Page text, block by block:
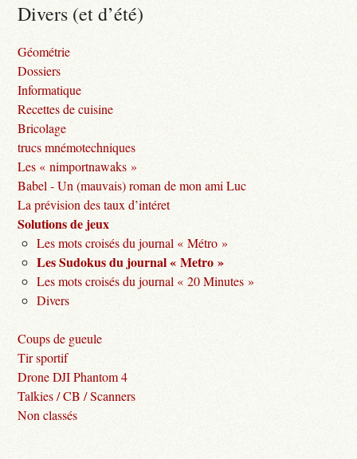
Divers (et d’été)
Géométrie
Dossiers
Informatique
Recettes de cuisine
Bricolage
trucs mnémotechniques
Les « nimportnawaks »
Babel - Un (mauvais) roman de mon ami Luc
La prévision des taux d’intéret
Solutions de jeux
Les mots croisés du journal « Métro »
Les Sudokus du journal « Metro »
Les mots croisés du journal « 20 Minutes »
Divers
Coups de gueule
Tir sportif
Drone DJI Phantom 4
Talkies / CB / Scanners
Non classés